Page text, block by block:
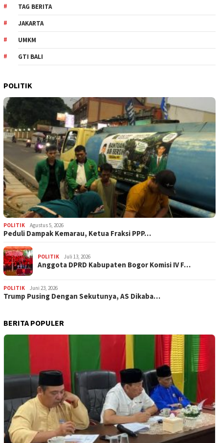
TAG BERITA
JAKARTA
UMKM
GTI BALI
POLITIK
POLITIK Agustus 5, 2026
‎Peduli Dampak Kemarau, Ketua Fraksi PPP…
POLITIK Juli 13, 2026
Anggota DPRD Kabupaten Bogor Komisi IV F…
POLITIK Juni 23, 2026
Trump Pusing Dengan Sekutunya, AS Dikaba…
BERITA POPULER